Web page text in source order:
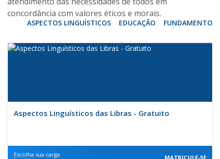
concordância com valores éticos e morais.
ASPECTOS LINGUÍSTICOS EDUCAÇÃO FUNDAMENTOS
Aspectos Linguísticos das Libras - Gratuito
Escolha sua carga MATRICULE-SE